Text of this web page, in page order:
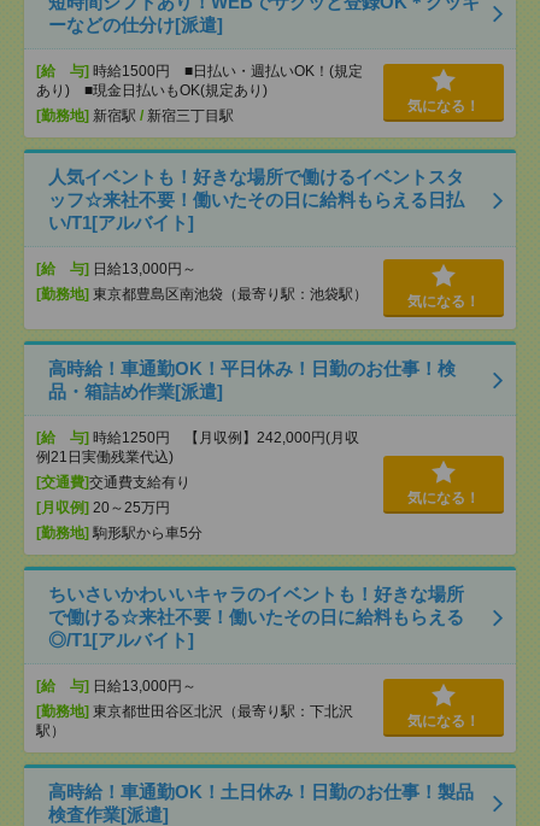
ーなどの仕分け[派遣]
[給 与] 時給1500円 ■日払い・週払いOK！(規定
あり) ■現金日払いもOK(規定あり)
[勤務地] 新宿駅 / 新宿三丁目駅
気になる！
人気イベントも！好きな場所で働けるイベントスタ
ッフ☆来社不要！働いたその日に給料もらえる日払
い/T1[アルバイト]
[給 与] 日給13,000円～
[勤務地] 東京都豊島区南池袋（最寄り駅：池袋駅） 気になる！
高時給！車通勤OK！平日休み！日勤のお仕事！検
品・箱詰め作業[派遣]
[給 与] 時給1250円 【月収例】242,000円(月収
例21日実働残業代込)
[交通費]交通費支給有り
[月収例] 20～25万円
[勤務地] 駒形駅から車5分
気になる！
ちいさいかわいいキャラのイベントも！好きな場所
で働ける☆来社不要！働いたその日に給料もらえる
◎/T1[アルバイト]
[給 与] 日給13,000円～
[勤務地] 東京都世田谷区北沢（最寄り駅：下北沢
駅）
気になる！
高時給！車通勤OK！土日休み！日勤のお仕事！製品
検査作業[派遣]